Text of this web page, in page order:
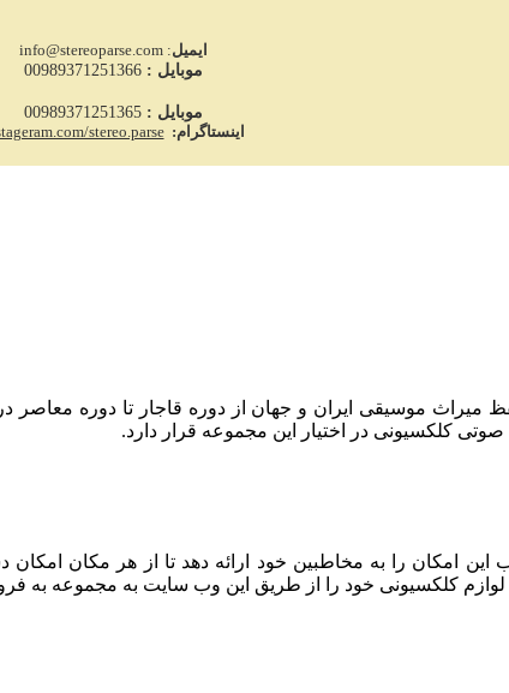
ایمیل: info@stereoparse.com
موبایل : 00989371251366
موبایل : 00989371251365
اینستاگرام: stereo.parse
با هدف جمع آوری و حفظ میراث موسیقی ایران و جهان از دوره قاجار تا
کلکسیونی در اختیار این مجموعه قرار دارد.
این امکان را به مخاطبین خود ارائه دهد تا از هر مکان
کلکسیونی خود را از طریق این وب سایت به مجموعه به